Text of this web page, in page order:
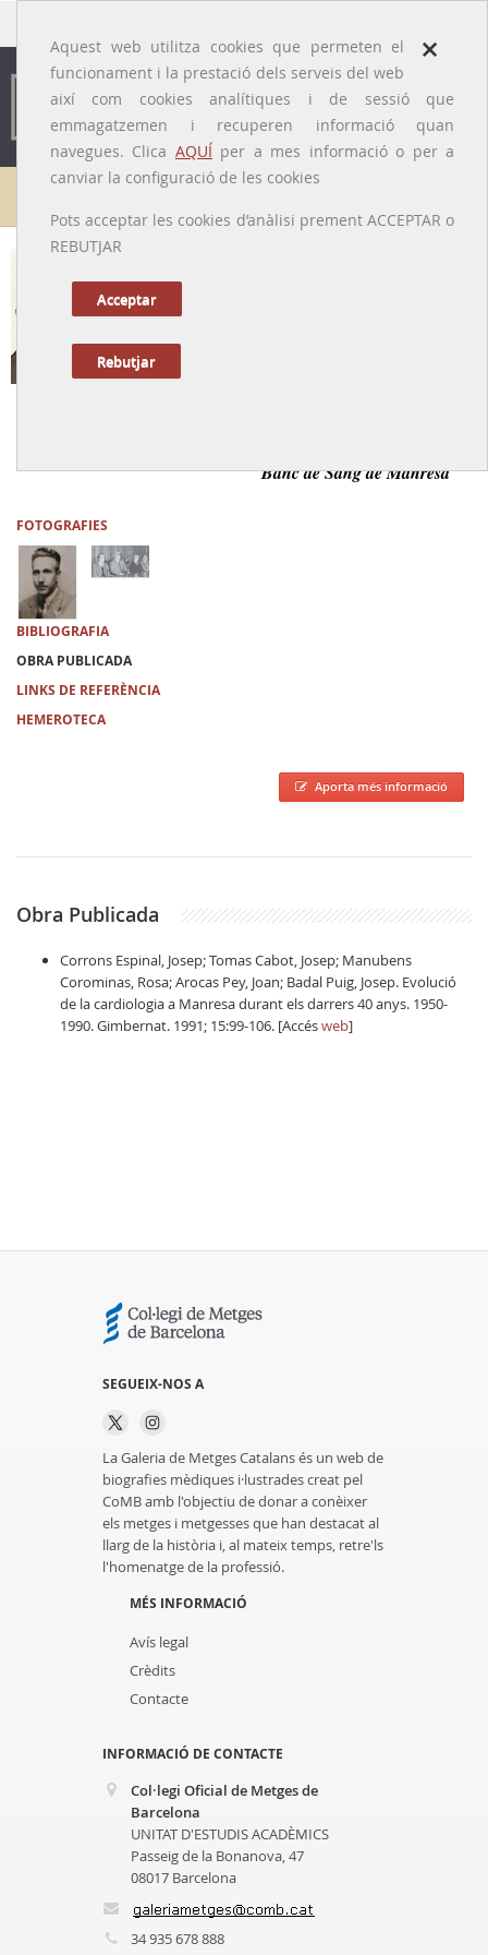
×
Aquest web utilitza cookies que permeten el
funcionament i la prestació dels serveis del web
així com cookies analítiques i de sessió que
emmagatzemen i recuperen informació quan
navegues. Clica AQUÍper a mes informació o per a
canviar la configuració de les cookies
Pots acceptar les cookies d’anàlisi prement ACCEPTAR o
REBUTJAR
Acceptar
Rebutjar
Galeria de metges
[Manresa (Bages), 3/1/1921 – 12/7/2006]
Banc de Sang de Manresa
FOTOGRAFIES
BIBLIOGRAFIA
OBRA PUBLICADA
LINKS DE REFERÈNCIA
HEMEROTECA
Aporta més informació
Obra Publicada
Corrons Espinal, Josep; Tomas Cabot, Josep; Manubens
Corominas, Rosa; Arocas Pey, Joan; Badal Puig, Josep. Evolució
de la cardiologia a Manresa durant els darrers 40 anys. 1950-
1990. Gimbernat. 1991; 15:99-106. [Accésweb]
SEGUEIX-NOS A
La Galeria de Metges Catalans és un web de
biografies mèdiques i·lustrades creat pel
CoMB amb l'objectiu de donar a conèixer
els metges i metgesses que han destacat al
llarg de la història i, al mateix temps, retre'ls
l'homenatge de la professió.
MÉS INFORMACIÓ
Avís legal
Crèdits
Contacte
INFORMACIÓ DE CONTACTE
Col·legi Oficial de Metges de
Barcelona
UNITAT D'ESTUDIS ACADÈMICS
Passeig de la Bonanova, 47
08017 Barcelona
34 935 678 888